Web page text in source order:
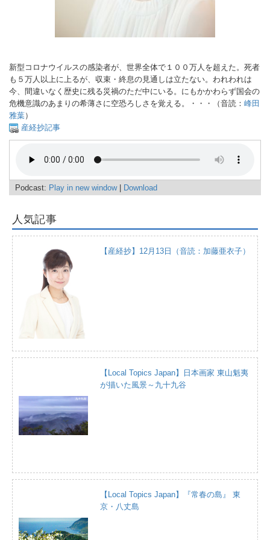
新型コロナウイルスの感染者が、世界全体で１００万人を超えた。死者
も５万人以上に上るが、収束・終息の見通しは立たない。われわれは
今、間違いなく歴史に残る災禍のただ中にいる。にもかかわらず国会の
危機意識のあまりの希薄さに空恐ろしさを覚える。・・・（音読： 峰田
雅葉）
産経抄記事
Podcast: Play in new window| Download
人気記事
【産経抄】12月13日（音読：加藤亜衣子）
【Local Topics Japan】日本画家 東山魁夷
が描いた風景～九十九谷
【Local Topics Japan】『常春の島』 東
京・八丈島